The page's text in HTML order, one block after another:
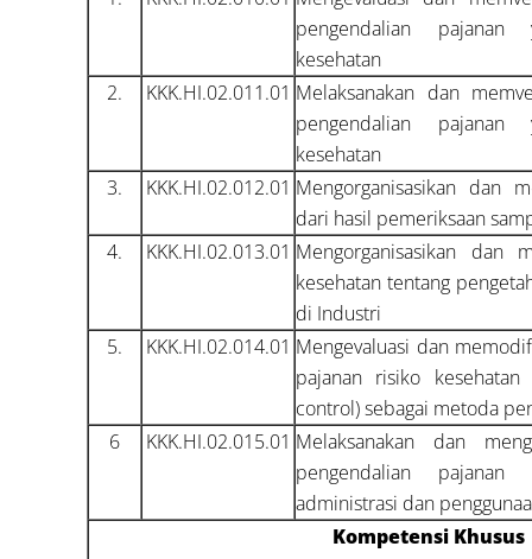
pengendalian pajanan
kesehatan
2.
KKK.HI.02.011.01 Melaksanakan dan
pengendalian pajanan
kesehatan
3.
KKK.HI.02.012.01 Mengorganisasikan dan
dari hasil pemeriksaan
4.
KKK.HI.02.013.01 Mengorganisasikan dan
kesehatan tentang
di Industri
5.
KKK.HI.02.014.01 Mengevaluasi dan
pajanan risiko
control) sebagai metoda
6
KKK.HI.02.015.01 Melaksanakan dan
pengendalian pajanan
administrasi dan
Kompetensi Khusus